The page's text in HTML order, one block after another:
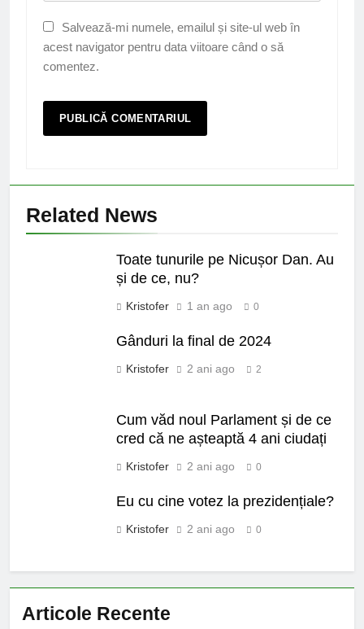
Salvează-mi numele, emailul și site-ul web în
acest navigator pentru data viitoare când o să
comentez.
Related News
Toate tunurile pe Nicușor Dan. Au
și de ce, nu?
Kristofer 1 an ago 0
Gânduri la final de 2024
Kristofer 2 ani ago 2
Cum văd noul Parlament și de ce
cred că ne așteaptă 4 ani ciudați
Kristofer 2 ani ago 0
Eu cu cine votez la prezidențiale?
Kristofer 2 ani ago 0
Articole Recente